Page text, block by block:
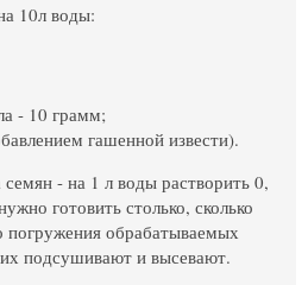
10л воды:
- 10 грамм;
гашенной извести).
- на 1 л воды растворить 0,
готовить столько, сколько
погружения обрабатываемых
подсушивают и высевают.